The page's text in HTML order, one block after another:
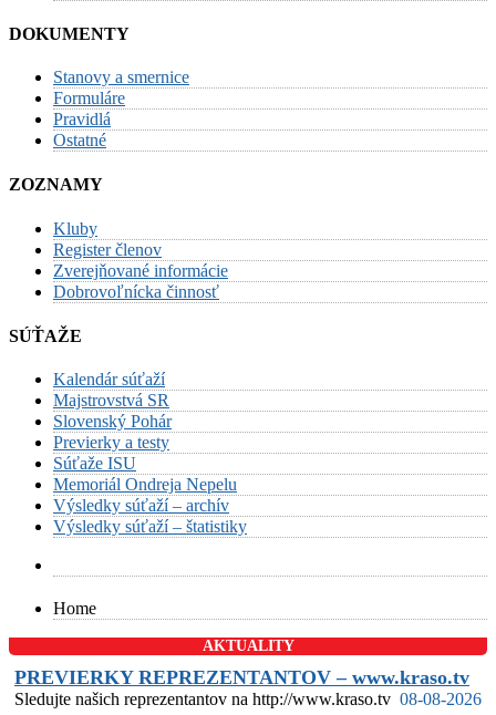
DOKUMENTY
Stanovy a smernice
Formuláre
Pravidlá
Ostatné
ZOZNAMY
Kluby
Register členov
Zverejňované informácie
Dobrovoľnícka činnosť
SÚŤAŽE
Kalendár súťaží
Majstrovstvá SR
Slovenský Pohár
Previerky a testy
Súťaže ISU
Memoriál Ondreja Nepelu
Výsledky súťaží – archív
Výsledky súťaží – štatistiky
Home
AKTUALITY
PREVIERKY REPREZENTANTOV – www.kraso.tv
08-08-2026
Sledujte našich reprezentantov na http://www.kraso.tv